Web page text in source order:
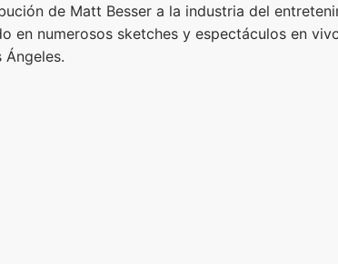
de Matt Besser a la industria del
en numerosos sketches y espectáculos en